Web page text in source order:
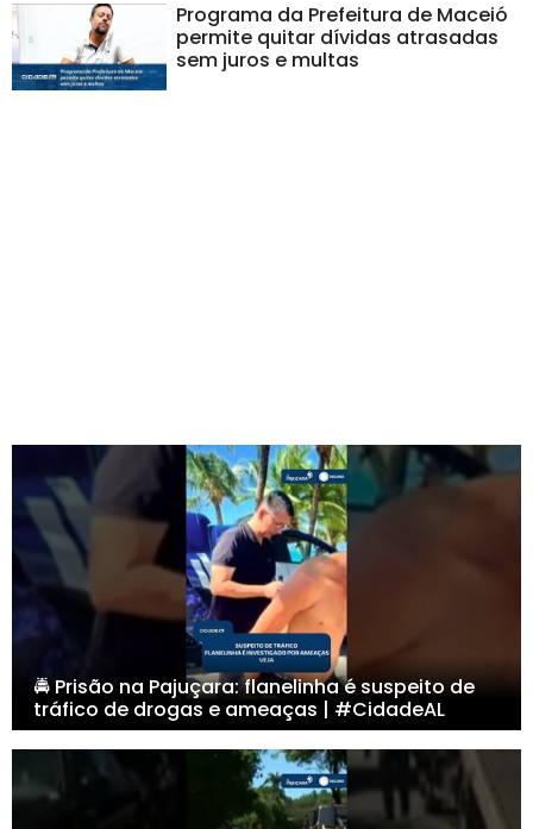
Programa da Prefeitura de Maceió
permite quitar dívidas atrasadas
sem juros e multas
🚔 Prisão na Pajuçara: flanelinha é suspeito de
tráfico de drogas e ameaças | #CidadeAL